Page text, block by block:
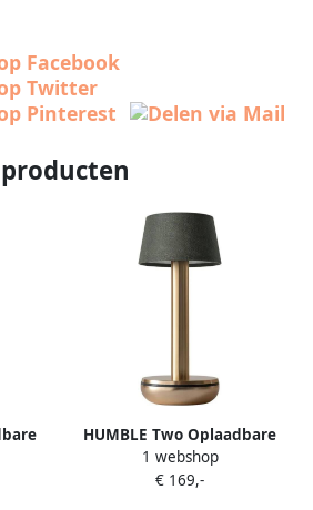
HUMBLE Two Oplaadbare
Tafellamp Gold Linen
1 webshop
€ 169,-